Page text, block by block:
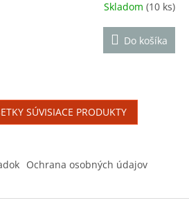
Skladom(10 ks)
Do košíka
SÚVISIACE PRODUKTY
Ochrana osobných údajov